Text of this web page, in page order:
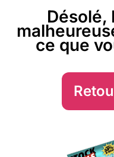
Désolé,
ce que